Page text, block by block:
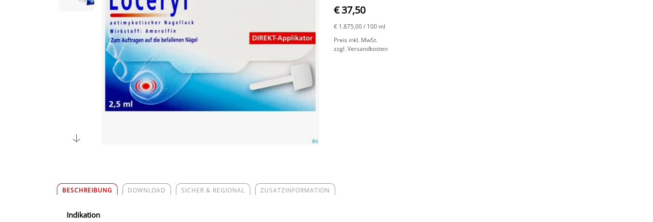
€ 37,50
€ 1.875,00/ 100 ml
Preis inkl. MwSt.
zzgl. Versandkosten
BESCHREIBUNG DOWNLOAD SICHER & REGIONAL ZUSATZINFORMATION
Indikation